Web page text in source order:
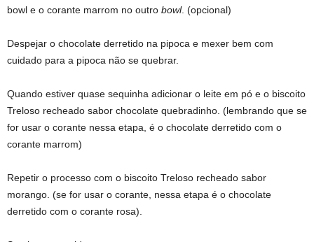
bowl e o corante marrom no outro bowl. (opcional)
Despejar o chocolate derretido na pipoca e mexer bem com
cuidado para a pipoca não se quebrar.
Quando estiver quase sequinha adicionar o leite em pó e o biscoito
Treloso recheado sabor chocolate quebradinho. (lembrando que se
for usar o corante nessa etapa, é o chocolate derretido com o
corante marrom)
Repetir o processo com o biscoito Treloso recheado sabor
morango. (se for usar o corante, nessa etapa é o chocolate
derretido com o corante rosa).